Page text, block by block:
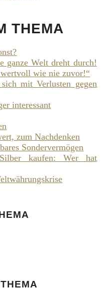
THEMA
ganze Welt dreht durch!
wie nie zuvor!“
mit Verlusten gegen
interessant
zum Nachdenken
Sondervermögen
kaufen: Wer hat